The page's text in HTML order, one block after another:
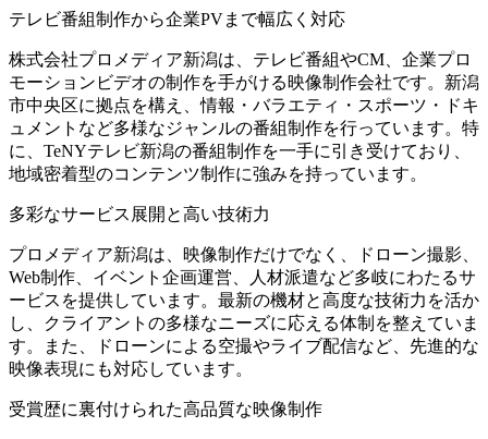
テレビ番組制作から企業PVまで幅広く対応
株式会社プロメディア新潟は、テレビ番組やCM、企業プロ
モーションビデオの制作を手がける映像制作会社です。新潟
市中央区に拠点を構え、情報・バラエティ・スポーツ・ドキ
ュメントなど多様なジャンルの番組制作を行っています。特
に、TeNYテレビ新潟の番組制作を一手に引き受けており、
地域密着型のコンテンツ制作に強みを持っています。
多彩なサービス展開と高い技術力
プロメディア新潟は、映像制作だけでなく、ドローン撮影、
Web制作、イベント企画運営、人材派遣など多岐にわたるサ
ービスを提供しています。最新の機材と高度な技術力を活か
し、クライアントの多様なニーズに応える体制を整えていま
す。また、ドローンによる空撮やライブ配信など、先進的な
映像表現にも対応しています。
受賞歴に裏付けられた高品質な映像制作